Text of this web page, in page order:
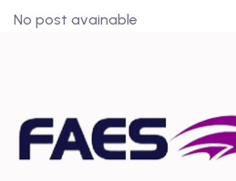
No post avainable